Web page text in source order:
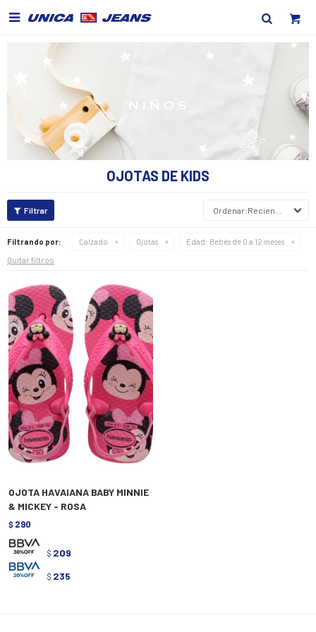

OJOTAS DE KIDS
Recientes
Filtrando por: Calzado Ojotas Edad: Bebés de 0 a 12 meses
Quitar filtros
OJOTA HAVAIANA BABY MINNIE
& MICKEY - ROSA
$ 290
$ 209
$ 235